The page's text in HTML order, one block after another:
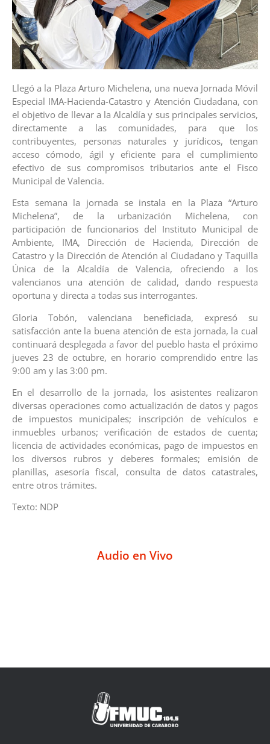
Llegó a la Plaza Arturo Michelena, una nueva Jornada Móvil
Especial IMA-Hacienda-Catastro y Atención Ciudadana, con
el objetivo de llevar a la Alcaldía y sus principales servicios,
directamente a las comunidades, para que los
contribuyentes, personas naturales y jurídicos, tengan
acceso cómodo, ágil y eficiente para el cumplimiento
efectivo de sus compromisos tributarios ante el Fisco
Municipal de Valencia.
Esta semana la jornada se instala en la Plaza “Arturo
Michelena”, de la urbanización Michelena, con
participación de funcionarios del Instituto Municipal de
Ambiente, IMA, Dirección de Hacienda, Dirección de
Catastro y la Dirección de Atención al Ciudadano y Taquilla
Única de la Alcaldía de Valencia, ofreciendo a los
valencianos una atención de calidad, dando respuesta
oportuna y directa a todas sus interrogantes.
Gloria Tobón, valenciana beneficiada, expresó su
satisfacción ante la buena atención de esta jornada, la cual
continuará desplegada a favor del pueblo hasta el próximo
jueves 23 de octubre, en horario comprendido entre las
9:00 am y las 3:00 pm.
En el desarrollo de la jornada, los asistentes realizaron
diversas operaciones como actualización de datos y pagos
de impuestos municipales; inscripción de vehículos e
inmuebles urbanos; verificación de estados de cuenta;
licencia de actividades económicas, pago de impuestos en
los diversos rubros y deberes formales; emisión de
planillas, asesoría fiscal, consulta de datos catastrales,
entre otros trámites.
Texto: NDP
Audio en Vivo